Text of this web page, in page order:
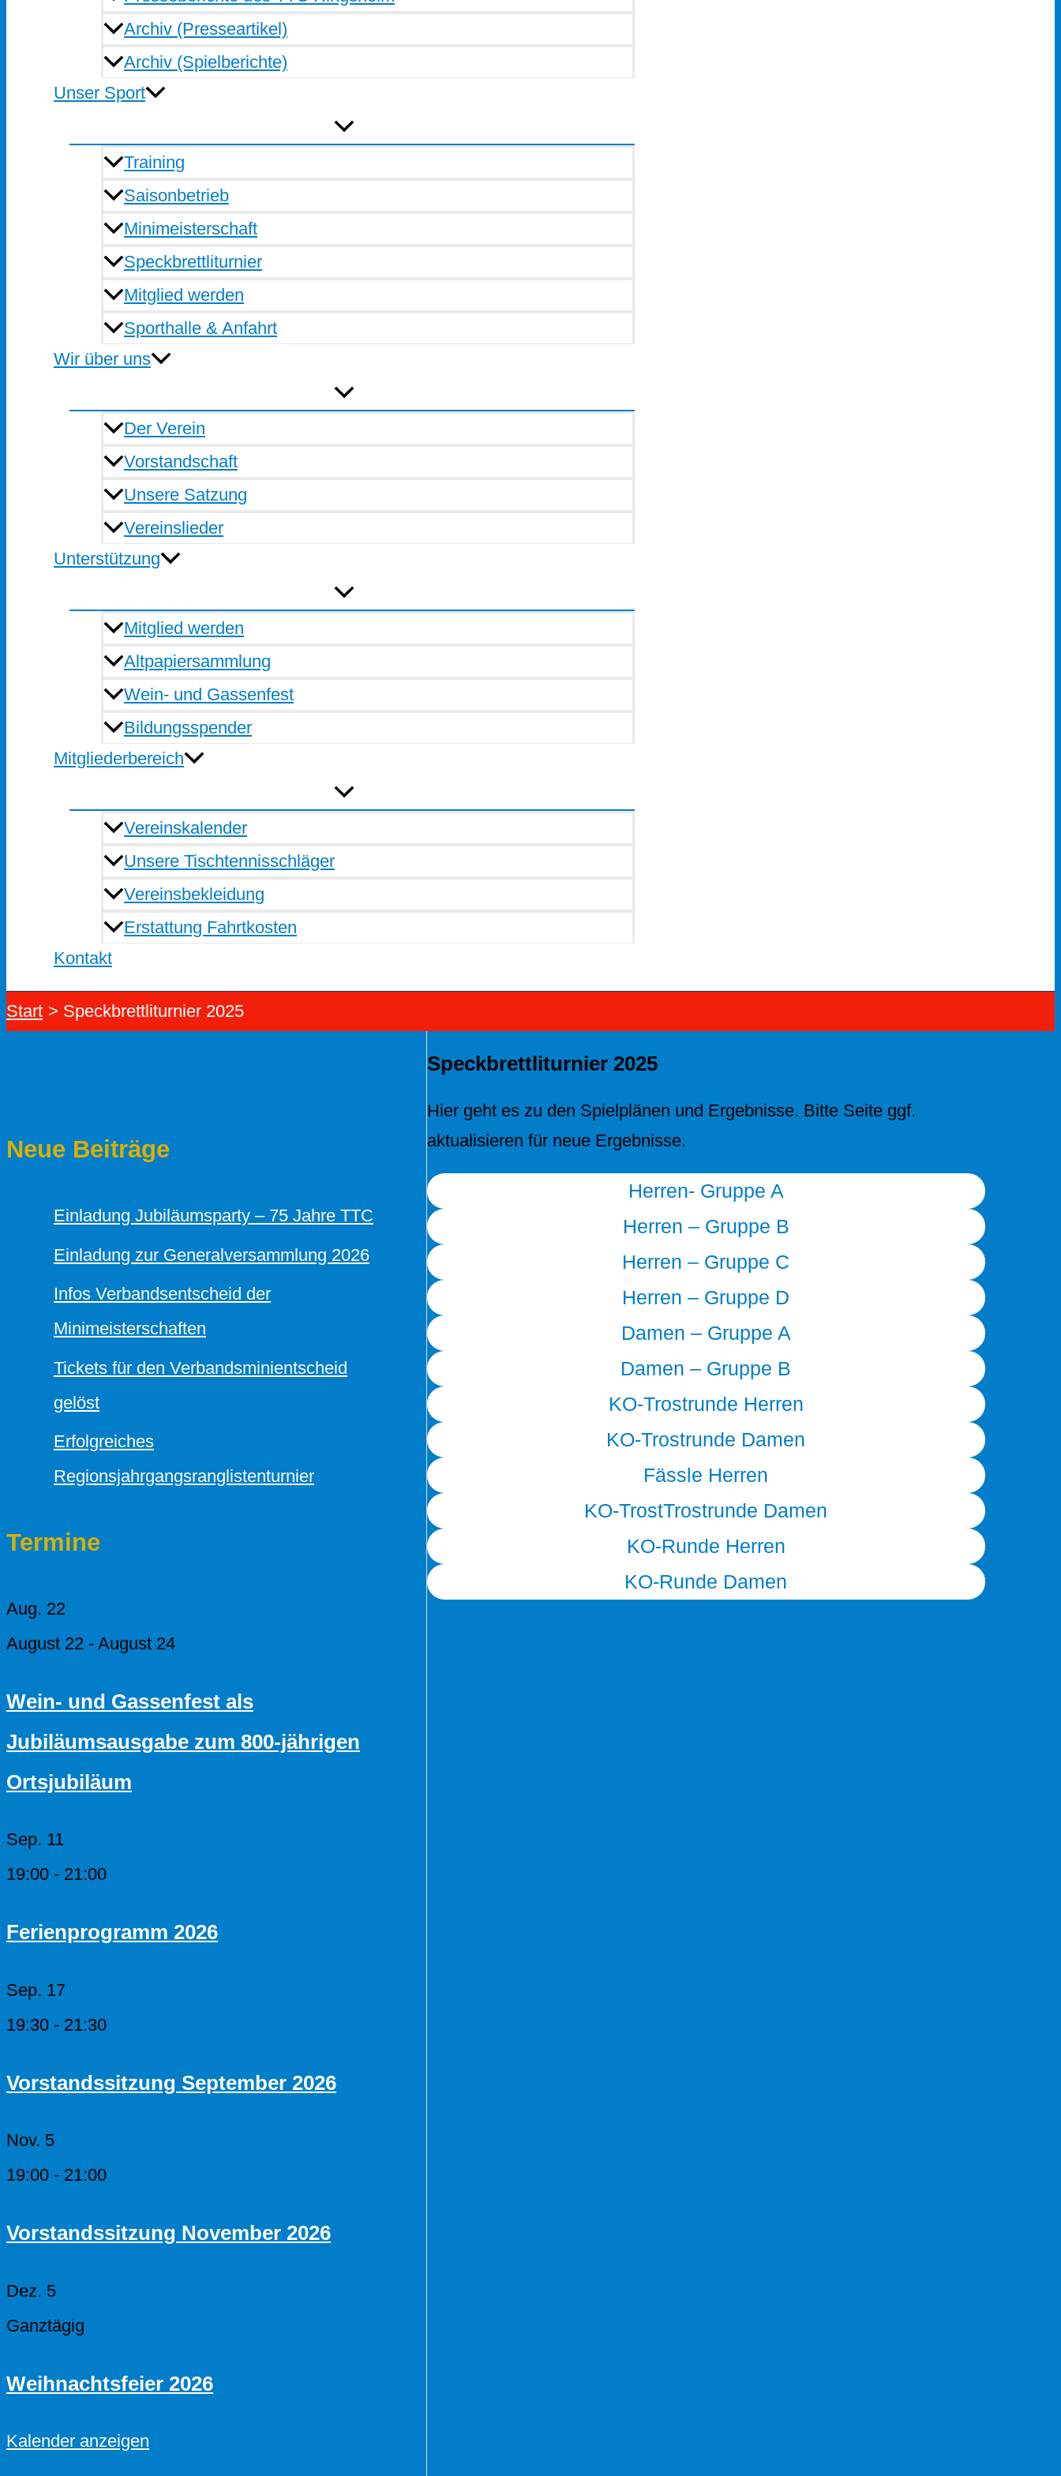
Archiv (Presseartikel)
Archiv (Spielberichte)
Unser Sport
Training
Saisonbetrieb
Minimeisterschaft
Speckbrettliturnier
Mitglied werden
Sporthalle & Anfahrt
Wir über uns
Der Verein
Vorstandschaft
Unsere Satzung
Vereinslieder
Unterstützung
Mitglied werden
Altpapiersammlung
Wein- und Gassenfest
Bildungsspender
Mitgliederbereich
Vereinskalender
Unsere Tischtennisschläger
Vereinsbekleidung
Erstattung Fahrtkosten
Kontakt
Start Speckbrettliturnier 2025
Neue Beiträge
Einladung Jubiläumsparty – 75 Jahre TTC
Einladung zur Generalversammlung 2026
Infos Verbandsentscheid der
Minimeisterschaften
Tickets für den Verbandsminientscheid
gelöst
Erfolgreiches
Regionsjahrgangsranglistenturnier
Termine
Aug. 22
August 22 - August 24
Wein- und Gassenfest als
Jubiläumsausgabe zum 800-jährigen
Ortsjubiläum
Sep. 11
19:00 - 21:00
Ferienprogramm 2026
Sep. 17
19:30 - 21:30
Vorstandssitzung September 2026
Nov. 5
19:00 - 21:00
Vorstandssitzung November 2026
Dez. 5
Ganztägig
Weihnachtsfeier 2026
Kalender anzeigen
Speckbrettliturnier 2025
Hier geht es zu den Spielplänen und Ergebnisse. Bitte Seite ggf.
aktualisieren für neue Ergebnisse.
Herren- Gruppe A
Herren – Gruppe B
Herren – Gruppe C
Herren – Gruppe D
Damen – Gruppe A
Damen – Gruppe B
KO-Trostrunde Herren
KO-Trostrunde Damen
Fässle Herren
KO-TrostTrostrunde Damen
KO-Runde Herren
KO-Runde Damen